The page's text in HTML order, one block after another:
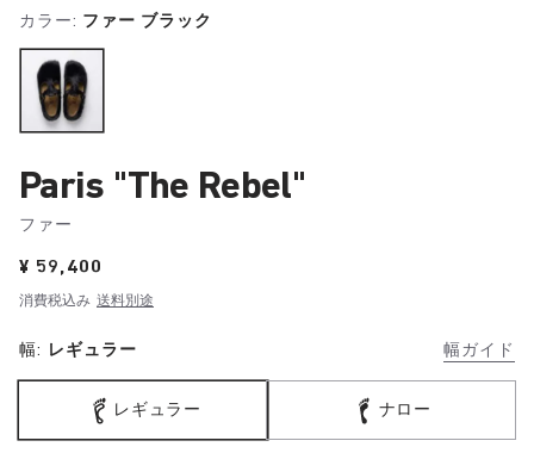
カラー: ファー ブラック
Paris "The Rebel"
ファー
Price:
¥ 59,400
消費税込み 送料別途
幅: レギュラー 幅ガイド
レギュラー ナロー